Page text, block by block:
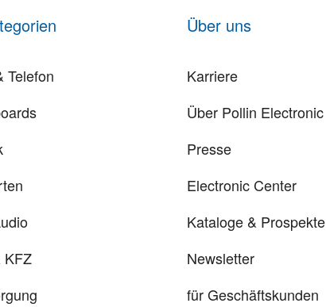
Telefon
KFZ
Über uns
Karriere
Über Pollin Electronic
Presse
Electronic Center
Kataloge & Prospekte
Newsletter
für Geschäftskunden